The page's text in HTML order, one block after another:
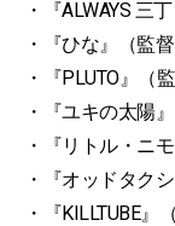
・『ALWAYS 三
・『ひな』（監
・『PLUTO』（
・『ユキの太陽
・『リトル・ニ
・『オッドタク
・『KILLTUBE』